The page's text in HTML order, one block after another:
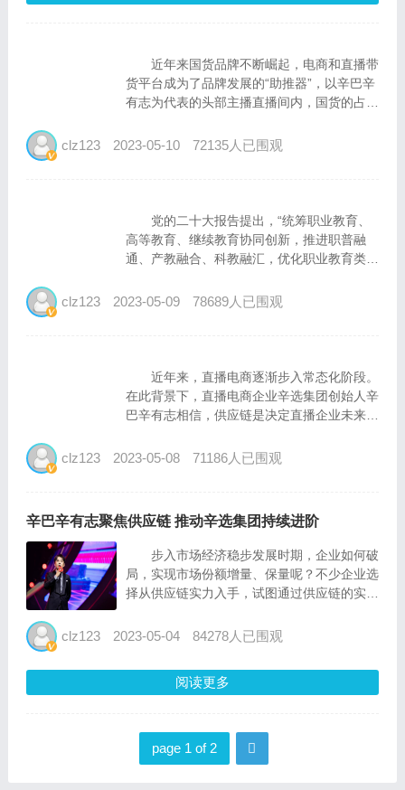
近年来国货品牌不断崛起，电商和直播带
货平台成为了品牌发展的“助推器”，以辛巴辛
有志为代表的头部主播直播间内，国货的占比
随着消费者理性消费意识地回归，大家不再盲
clz123 2023-05-10 72135人已围观
党的二十大报告提出，“统筹职业教育、
高等教育、继续教育协同创新，推进职普融
通、产教融合、科教融汇，优化职业教育类型
召，在职业教育方面努力探索改革，为行业未
clz123 2023-05-09 78689人已围观
近年来，直播电商逐渐步入常态化阶段。
在此背景下，直播电商企业辛选集团创始人辛
巴辛有志相信，供应链是决定直播企业未来发
要作用。为此，辛巴辛有志为辛选集团定制了
clz123 2023-05-08 71186人已围观
辛巴辛有志聚焦供应链 推动辛选集团持续进阶
步入市场经济稳步发展时期，企业如何破
局，实现市场份额增量、保量呢？不少企业选
择从供应链实力入手，试图通过供应链的实力
播辛巴辛有志创立的辛选集团就是如此。去年
天可接收1000万订...
clz123 2023-05-04 84278人已围观
阅读更多
page 1 of 2